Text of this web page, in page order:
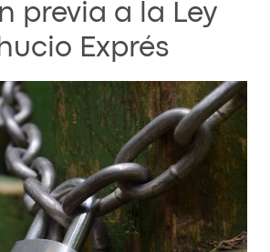
previa a la Ley
Exprés